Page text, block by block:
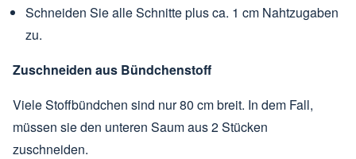
Schneiden Sie alle Schnitte plus ca. 1 cm Nahtzugaben
zu.
Zuschneiden aus Bündchenstoff
Viele Stoffbündchen sind nur 80 cm breit. In dem Fall,
müssen sie den unteren Saum aus 2 Stücken
zuschneiden.